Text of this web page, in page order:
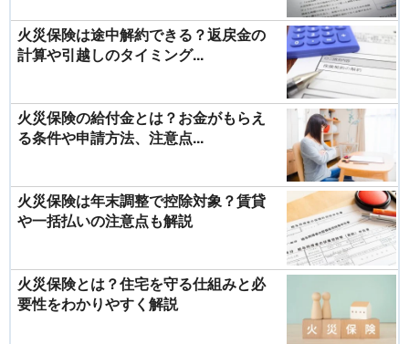
火災保険は途中解約できる？返戻金の
計算や引越しのタイミング...
火災保険の給付金とは？お金がもらえ
る条件や申請方法、注意点...
火災保険は年末調整で控除対象？賃貸
や一括払いの注意点も解説
火災保険とは？住宅を守る仕組みと必
要性をわかりやすく解説